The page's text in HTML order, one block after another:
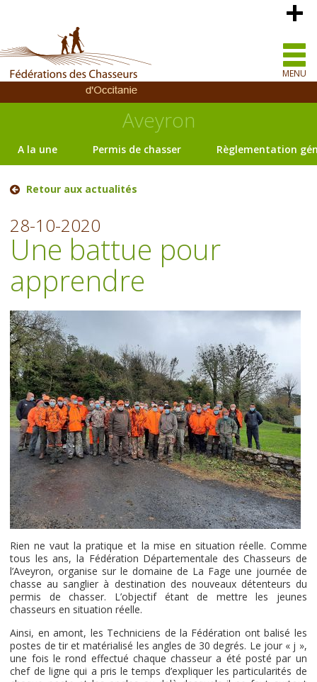
MENU
Aveyron
A la une Permis de chasser Règlementation
Retour aux actualités
28-10-2020
Une battue pour
apprendre
Rien ne vaut la pratique et la mise en situation réelle. Comme
tous les ans, la Fédération Départementale des Chasseurs de
l’Aveyron, organise sur le domaine de La Fage une journée de
chasse au sanglier à destination des nouveaux détenteurs du
permis de chasser. L’objectif étant de mettre les jeunes
chasseurs en situation réelle.
Ainsi, en amont, les Techniciens de la Fédération ont balisé les
postes de tir et matérialisé les angles de 30 degrés. Le jour « j »,
une fois le rond effectué chaque chasseur a été posté par un
chef de ligne qui a pris le temps d’expliquer les particularités de